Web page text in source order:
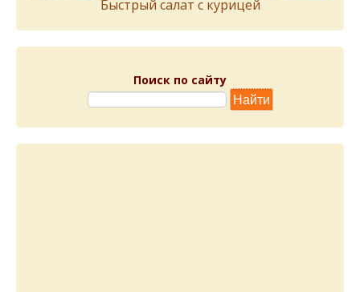
Быстрый салат с курицей
Поиск по сайту